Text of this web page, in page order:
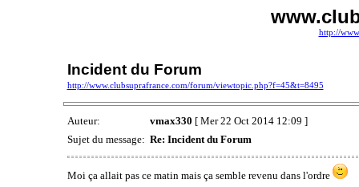
http://
Incident du Forum
http://www.clubsuprafrance.com/forum/viewtopic.php?f=45&t=8495
Auteur: vmax330 [ Mer 22 Oct 2014 12:09 ]
Sujet du message: Re: Incident du Forum
Moi ça allait pas ce matin mais ça semble revenu dans l'ordre